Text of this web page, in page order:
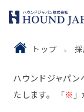
トップ
ハウンドジャパン
たします。 「※